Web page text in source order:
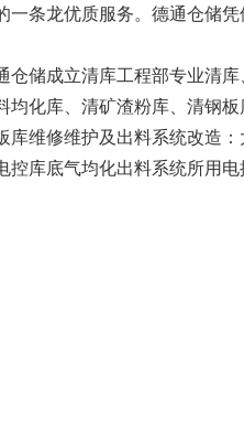
一条龙优质服务。德通仓储
仓储成立清库工程部专业清库
均化库、清矿渣粉库、清钢板
维修维护及出料系统改造：
控库底气均化出料系统所用